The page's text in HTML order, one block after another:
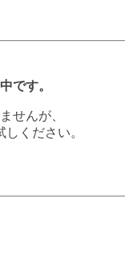
です。
せんが、
ください。